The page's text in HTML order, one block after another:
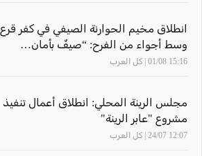
انطلاق مخيم الحوارنة الصيفي في كفر قرع
وسط أجواء من الفرح: “صيفٌ بأمان…
وهويتنا عنوان"
15:16 01/08 | كل العرب
مجلس الرينة المحلي: انطلاق أعمال تنفيذ
مشروع "عابر الرينة"
12:07 24/07 | كل العرب